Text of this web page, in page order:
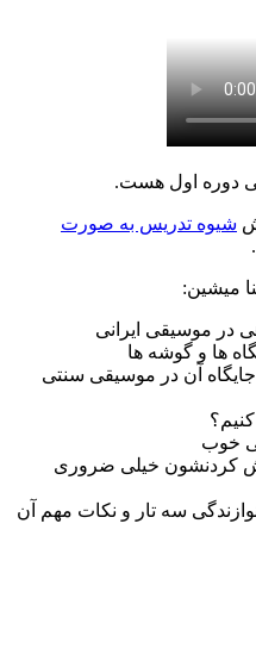
دوره اول هست.
شیوه تدریس به صورت
میشین:
در موسیقی ایرانی
ها و گوشه ها
آن در موسیقی سنتی
خوب
کردنشون خیلی ضروری
سه تار و نکات مهم آن